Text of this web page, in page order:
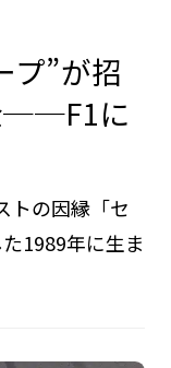
プ”が招
──F1に
トの因縁「セ
1989年に生ま